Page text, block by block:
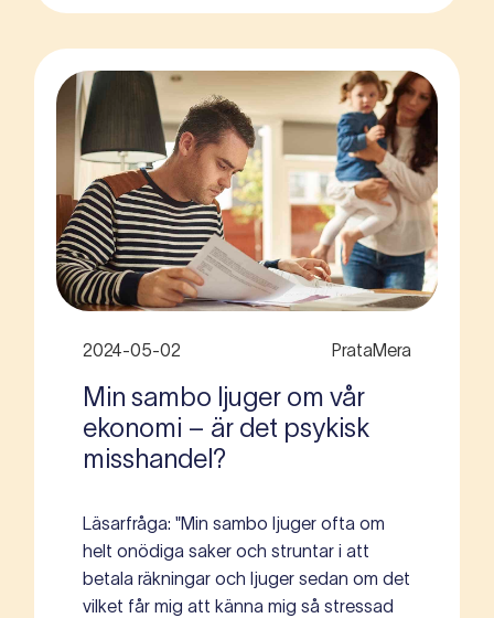
2024-05-02 PrataMera
Min sambo ljuger om vår
ekonomi – är det psykisk
misshandel?
Läsarfråga: "Min sambo ljuger ofta om
helt onödiga saker och struntar i att
betala räkningar och ljuger sedan om det
vilket får mig att känna mig så stressad